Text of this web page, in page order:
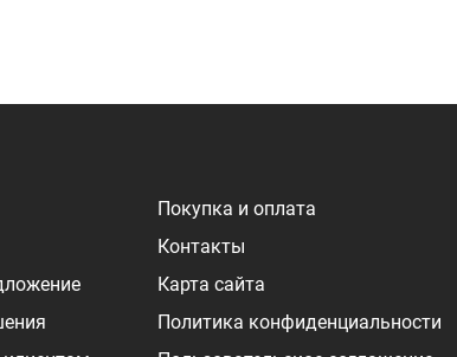
Покупка и оплата
Контакты
Карта сайта
Политика конфиденциальности